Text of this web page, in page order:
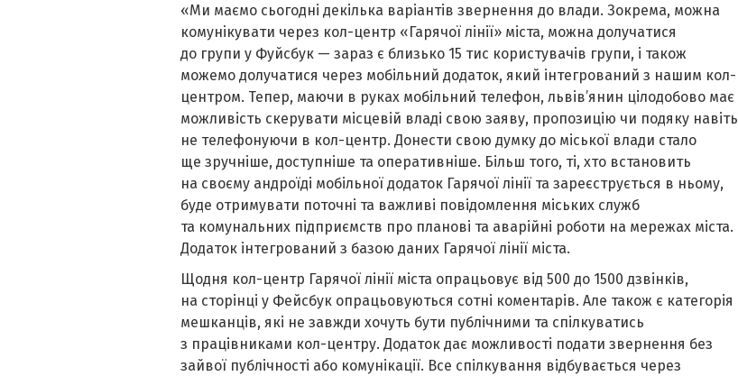
«Ми маємо сьогодні декілька варіантів звернення до влади. Зокрема, можна
комунікувати через кол-центр «Гарячої лінії» міста, можна долучатися
до групи у Фуйсбук — зараз є близько 15 тис користувачів групи, і також
можемо долучатися через мобільний додаток, який інтегрований з нашим кол-
центром. Тепер, маючи в руках мобільний телефон, львів’янин цілодобово має
можливість скерувати місцевій владі свою заяву, пропозицію чи подяку навіть
не телефонуючи в кол-центр. Донести свою думку до міської влади стало
ще зручніше, доступніше та оперативніше. Більш того, ті, хто встановить
на своєму андроїді мобільної додаток Гарячої лінії та зареєструється в ньому,
буде отримувати поточні та важливі повідомлення міських служб
та комунальних підприємств про планові та аварійні роботи на мережах міста.
Додаток інтегрований з базою даних Гарячої лінії міста.
Щодня кол-центр Гарячої лінії міста опрацьовує від 500 до 1500 дзвінків,
на сторінці у Фейсбук опрацьовуються сотні коментарів. Але також є категорія
мешканців, які не завжди хочуть бути публічними та спілкуватись
з працівниками кол-центру. Додаток дає можливості подати звернення без
зайвої публічності або комунікації. Все спілкування відбувається через